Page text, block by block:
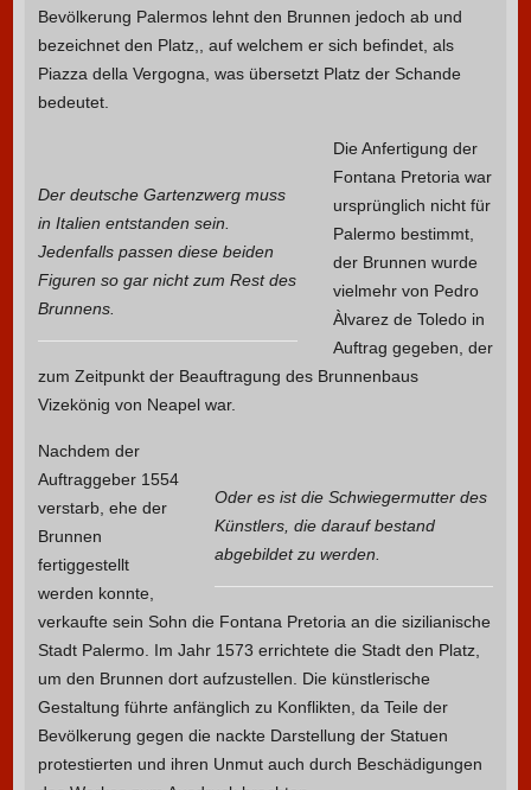
Bevölkerung Palermos lehnt den Brunnen jedoch ab und
bezeichnet den Platz,, auf welchem er sich befindet, als
Piazza della Vergogna, was übersetzt Platz der Schande
bedeutet.
Der deutsche Gartenzwerg muss
in Italien entstanden sein.
Jedenfalls passen diese beiden
Figuren so gar nicht zum Rest des
Brunnens.
Die Anfertigung der
Fontana Pretoria war
ursprünglich nicht für
Palermo bestimmt,
der Brunnen wurde
vielmehr von Pedro
Àlvarez de Toledo in
Auftrag gegeben, der
zum Zeitpunkt der Beauftragung des Brunnenbaus
Vizekönig von Neapel war.
Oder es ist die Schwiegermutter des
Künstlers, die darauf bestand
abgebildet zu werden.
Nachdem der
Auftraggeber 1554
verstarb, ehe der
Brunnen
fertiggestellt
werden konnte,
verkaufte sein Sohn die Fontana Pretoria an die sizilianische
Stadt Palermo. Im Jahr 1573 errichtete die Stadt den Platz,
um den Brunnen dort aufzustellen. Die künstlerische
Gestaltung führte anfänglich zu Konflikten, da Teile der
Bevölkerung gegen die nackte Darstellung der Statuen
protestierten und ihren Unmut auch durch Beschädigungen